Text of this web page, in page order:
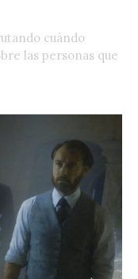
cuándo
las personas que